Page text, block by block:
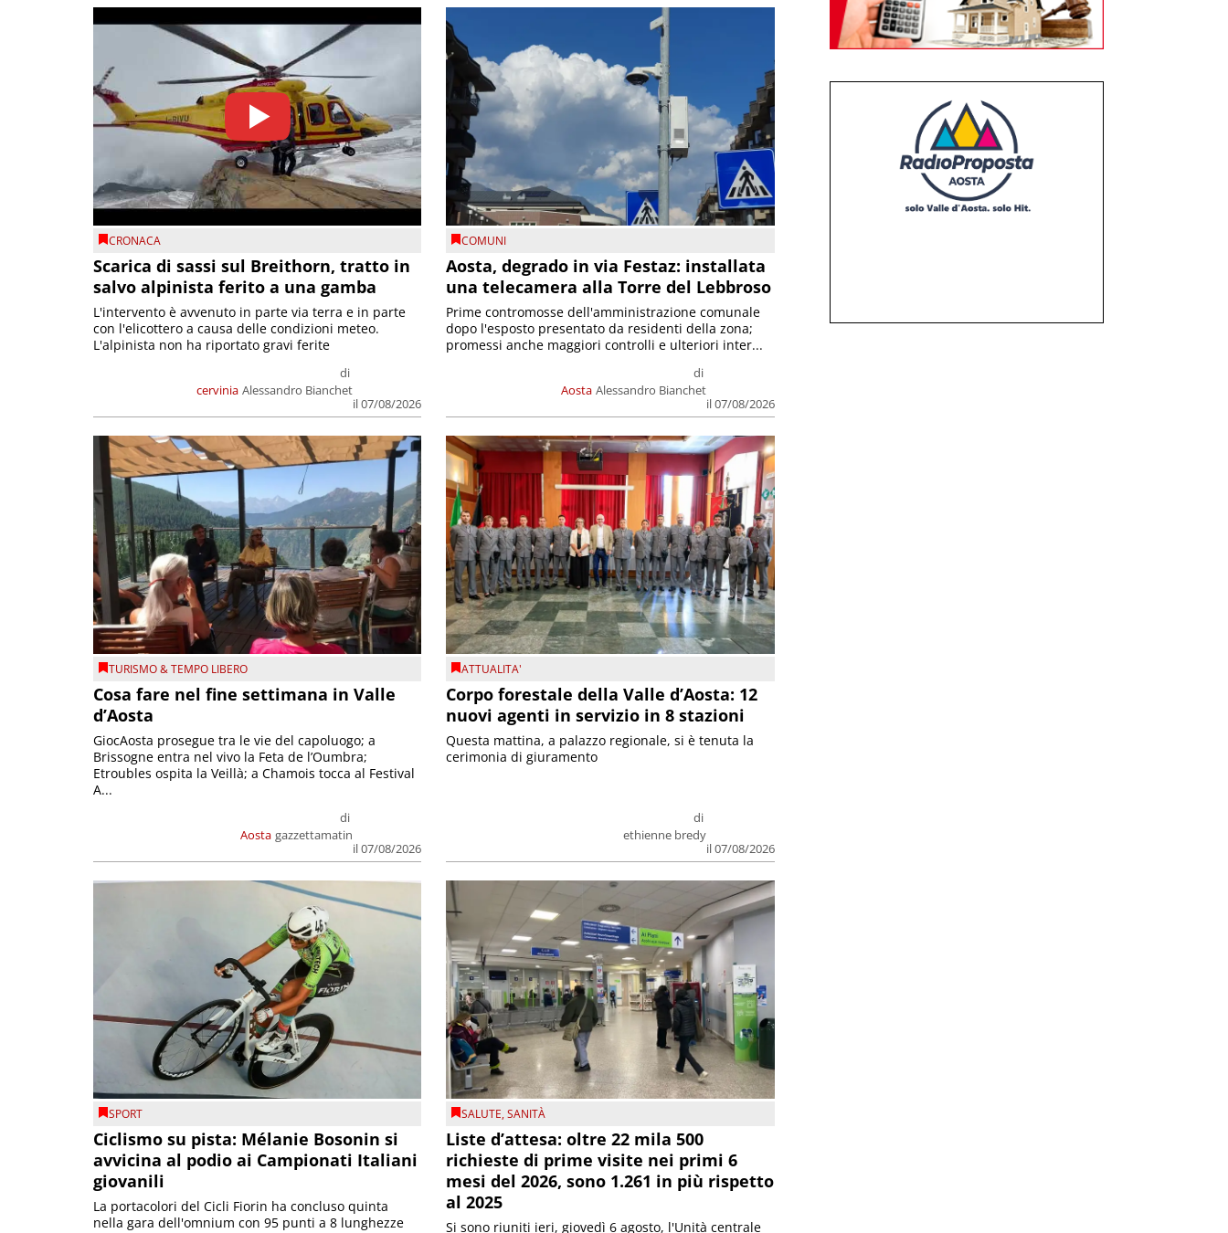
CRONACA
Scarica di sassi sul Breithorn, tratto in
salvo alpinista ferito a una gamba
cervinia
di
Alessandro Bianchet
il 07/08/2026
L'intervento è avvenuto in parte via terra e in parte
con l'elicottero a causa delle condizioni meteo.
L'alpinista non ha riportato gravi ferite
COMUNI
Aosta, degrado in via Festaz: installata
una telecamera alla Torre del Lebbroso
Aosta
di
Alessandro Bianchet
il 07/08/2026
Prime contromosse dell'amministrazione comunale
dopo l'esposto presentato da residenti della zona;
promessi anche maggiori controlli e ulteriori inter...
TURISMO & TEMPO LIBERO
Cosa fare nel fine settimana in Valle
d’Aosta
Aosta
di
gazzettamatin
il 07/08/2026
GiocAosta prosegue tra le vie del capoluogo; a
Brissogne entra nel vivo la Feta de l’Oumbra;
Etroubles ospita la Veillà; a Chamois tocca al Festival
A...
ATTUALITA'
Corpo forestale della Valle d’Aosta: 12
nuovi agenti in servizio in 8 stazioni
di
ethienne bredy
il 07/08/2026
Questa mattina, a palazzo regionale, si è tenuta la
cerimonia di giuramento
SPORT
Ciclismo su pista: Mélanie Bosonin si
avvicina al podio ai Campionati Italiani
giovanili
La portacolori del Cicli Fiorin ha concluso quinta
nella gara dell'omnium con 95 punti a 8 lunghezze
SALUTE,SANITÀ
Liste d’attesa: oltre 22 mila 500
richieste di prime visite nei primi 6
mesi del 2026, sono 1.261 in più rispetto
al 2025
Si sono riuniti ieri, giovedì 6 agosto, l'Unità centrale